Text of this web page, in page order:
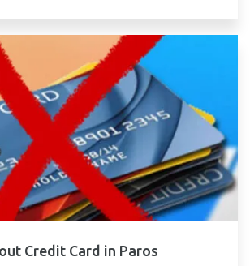
Credit Card in Paros